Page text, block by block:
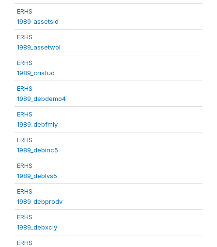
ERHS
1989_assetsid
ERHS
1989_assetwol
ERHS
1989_crisfud
ERHS
1989_debdemo4
ERHS
1989_debfmly
ERHS
1989_debinc5
ERHS
1989_deblvs5
ERHS
1989_debprodv
ERHS
1989_debxcly
ERHS